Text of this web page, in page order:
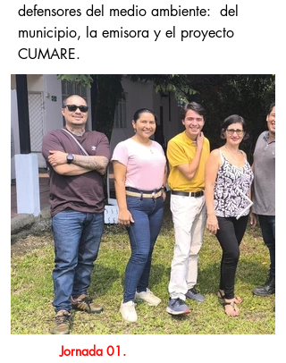
defensores del medio ambiente: del
municipio, la emisora y el proyecto
CUMARE.
Jornada 01.